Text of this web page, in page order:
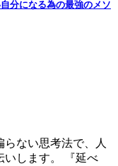
分になる為の最強のメソ
ない思考法で、人
いします。 『延べ